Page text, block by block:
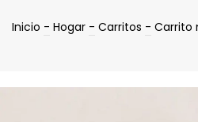
Inicio - Hogar - Carritos - Carrito